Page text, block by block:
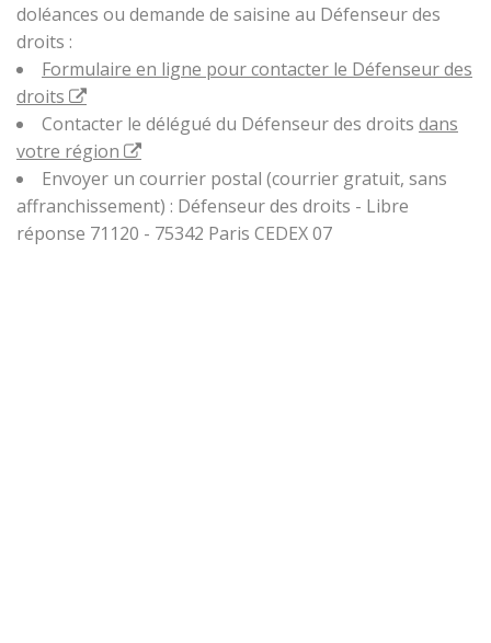
doléances ou demande de saisine au Défenseur des
droits :
Formulaire en ligne pour contacter le Défenseur des
droits
Contacter le délégué du Défenseur des droits dans
votre région
Envoyer un courrier postal (courrier gratuit, sans
affranchissement) : Défenseur des droits - Libre
réponse 71120 - 75342 Paris CEDEX 07